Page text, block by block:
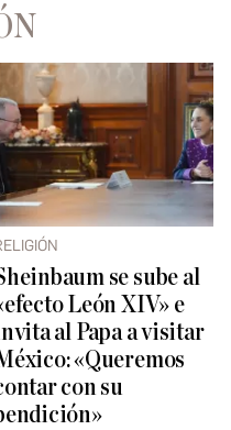
se sube al
León XIV» e
al Papa a visitar
«Queremos
con su